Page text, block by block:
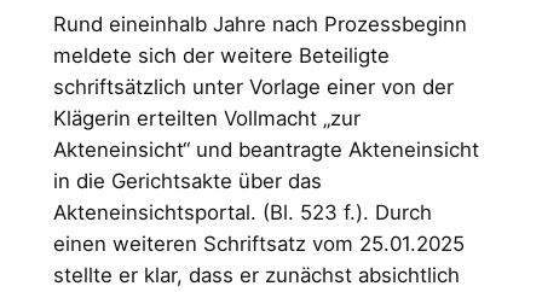
Rund eineinhalb Jahre nach Prozessbeginn
meldete sich der weitere Beteiligte
schriftsätzlich unter Vorlage einer von der
Klägerin erteilten Vollmacht „zur
Akteneinsicht“ und beantragte Akteneinsicht
in die Gerichtsakte über das
Akteneinsichtsportal. (Bl. 523 f.). Durch
einen weiteren Schriftsatz vom 25.01.2025
stellte er klar, dass er zunächst absichtlich